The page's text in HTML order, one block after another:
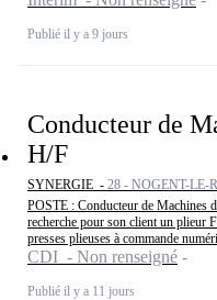
Publié il y a 9 jours
Conducteur de
H/F
SYNERGIE - 28 - NOGENT-LE-
POSTE : Conducteur de
recherche pour son client un plieur
presses plieuses à commande
CDI - Non renseigné
Publié il y a 11 jours